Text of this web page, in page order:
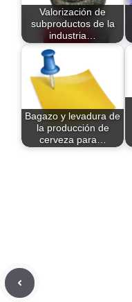
Valorización de
subproductos de la
industria…
Bagazo y levadura de
la producción de
cerveza para…